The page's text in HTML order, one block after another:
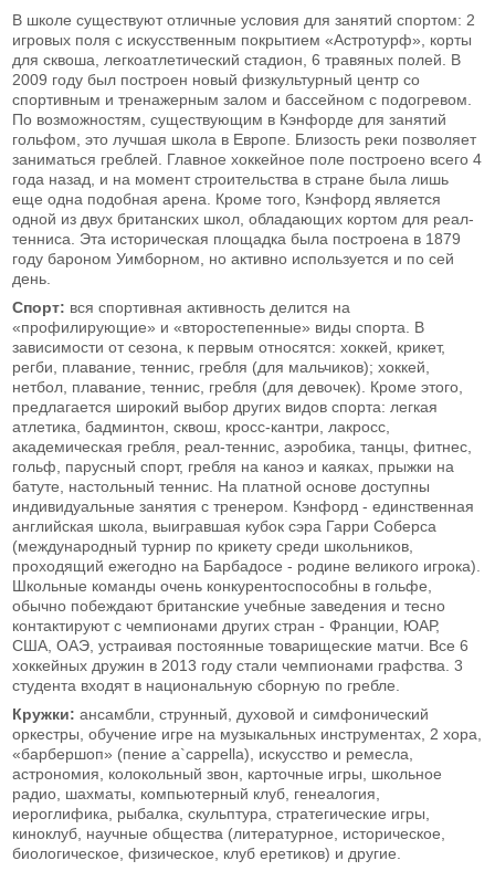
В школе существуют отличные условия для занятий спортом: 2
игровых поля с искусственным покрытием «Астротурф», корты
для сквоша, легкоатлетический стадион, 6 травяных полей. В
2009 году был построен новый физкультурный центр со
спортивным и тренажерным залом и бассейном с подогревом.
По возможностям, существующим в Кэнфорде для занятий
гольфом, это лучшая школа в Европе. Близость реки позволяет
заниматься греблей. Главное хоккейное поле построено всего 4
года назад, и на момент строительства в стране была лишь
еще одна подобная арена. Кроме того, Кэнфорд является
одной из двух британских школ, обладающих кортом для реал-
тенниса. Эта историческая площадка была построена в 1879
году бароном Уимборном, но активно используется и по сей
день.
Спорт: вся спортивная активность делится на
«профилирующие» и «второстепенные» виды спорта. В
зависимости от сезона, к первым относятся: хоккей, крикет,
регби, плавание, теннис, гребля (для мальчиков); хоккей,
нетбол, плавание, теннис, гребля (для девочек). Кроме этого,
предлагается широкий выбор других видов спорта: легкая
атлетика, бадминтон, сквош, кросс-кантри, лакросс,
академическая гребля, реал-теннис, аэробика, танцы, фитнес,
гольф, парусный спорт, гребля на каноэ и каяках, прыжки на
батуте, настольный теннис. На платной основе доступны
индивидуальные занятия с тренером. Кэнфорд - единственная
английская школа, выигравшая кубок сэра Гарри Соберса
(международный турнир по крикету среди школьников,
проходящий ежегодно на Барбадосе - родине великого игрока).
Школьные команды очень конкурентоспособны в гольфе,
обычно побеждают британские учебные заведения и тесно
контактируют с чемпионами других стран - Франции, ЮАР,
США, ОАЭ, устраивая постоянные товарищеские матчи. Все 6
хоккейных дружин в 2013 году стали чемпионами графства. 3
студента входят в национальную сборную по гребле.
Кружки: ансамбли, струнный, духовой и симфонический
оркестры, обучение игре на музыкальных инструментах, 2 хора,
«барбершоп» (пение а`cappella), искусство и ремесла,
астрономия, колокольный звон, карточные игры, школьное
радио, шахматы, компьютерный клуб, генеалогия,
иероглифика, рыбалка, скульптура, стратегические игры,
киноклуб, научные общества (литературное, историческое,
биологическое, физическое, клуб еретиков) и другие.